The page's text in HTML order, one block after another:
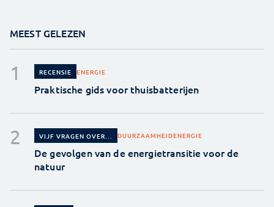
MEEST GELEZEN
RECENSIE ENERGIE
Praktische gids voor thuisbatterijen
VIJF VRAGEN OVER... DUURZAAMHEIDENERGIE
De gevolgen van de energietransitie voor de
natuur